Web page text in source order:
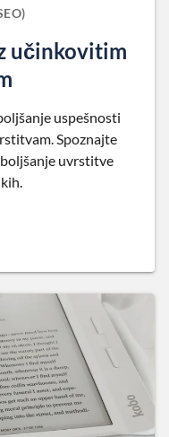
učinkovitim
uspešnosti
Spoznajte
uvrstitve